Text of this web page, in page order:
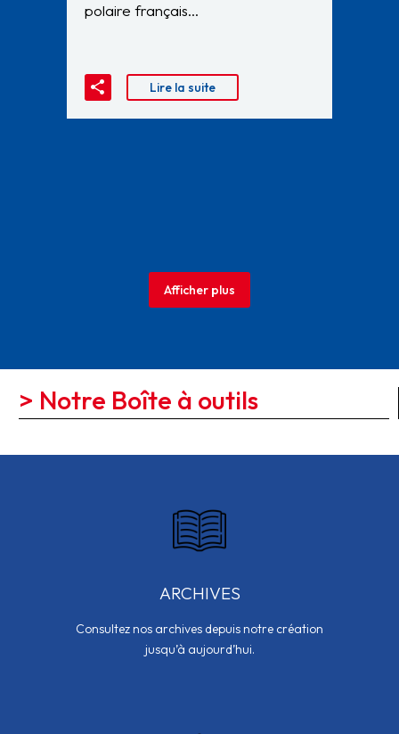
polaire français…
Lire la suite
Afficher plus
> Notre Boîte à outils
ARCHIVES
Consultez nos archives depuis notre création
jusqu’à aujourd’hui.